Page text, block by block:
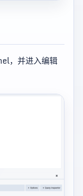
，并进入编辑